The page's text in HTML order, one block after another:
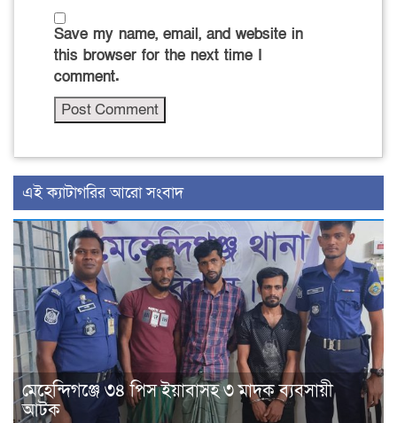
Save my name, email, and website in
this browser for the next time I
comment.
‍এই ক্যাটাগরির ‍আরো সংবাদ
মেহেন্দিগঞ্জে ৩৪ পিস ইয়াবাসহ ৩ মাদক ব্যবসায়ী
আটক